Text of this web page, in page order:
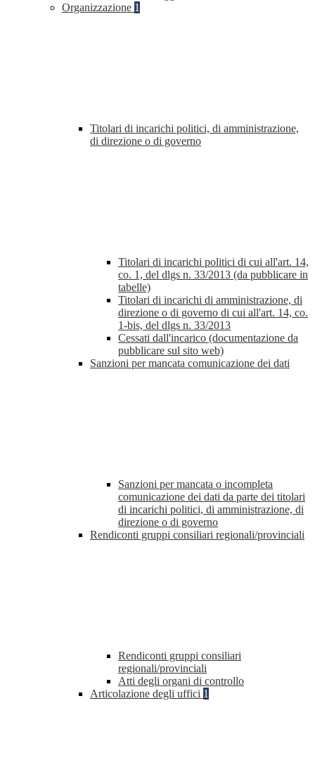
Organizzazione 1
Titolari di incarichi politici, di amministrazione,
di direzione o di governo
Titolari di incarichi politici di cui all'art. 14,
co. 1, del dlgs n. 33/2013 (da pubblicare in
tabelle)
Titolari di incarichi di amministrazione, di
direzione o di governo di cui all'art. 14, co.
1-bis, del dlgs n. 33/2013
Cessati dall'incarico (documentazione da
pubblicare sul sito web)
Sanzioni per mancata comunicazione dei dati
Sanzioni per mancata o incompleta
comunicazione dei dati da parte dei titolari
di incarichi politici, di amministrazione, di
direzione o di governo
Rendiconti gruppi consiliari regionali/provinciali
Rendiconti gruppi consiliari
regionali/provinciali
Atti degli organi di controllo
Articolazione degli uffici 1